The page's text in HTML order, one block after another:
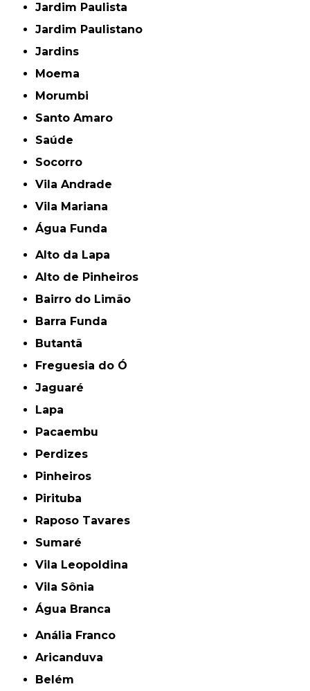
Jardim Paulista
Jardim Paulistano
Jardins
Moema
Morumbi
Santo Amaro
Saúde
Socorro
Vila Andrade
Vila Mariana
Água Funda
Alto da Lapa
Alto de Pinheiros
Bairro do Limão
Barra Funda
Butantã
Freguesia do Ó
Jaguaré
Lapa
Pacaembu
Perdizes
Pinheiros
Pirituba
Raposo Tavares
Sumaré
Vila Leopoldina
Vila Sônia
Água Branca
Anália Franco
Aricanduva
Belém